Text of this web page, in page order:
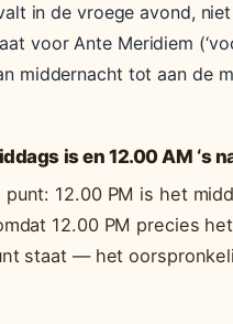
in de vroege avond,
voor Ante Meridiem
middernacht tot aan de
is en 12.00 AM ‘s
12.00 PM is het
12.00 PM precies
staat — het